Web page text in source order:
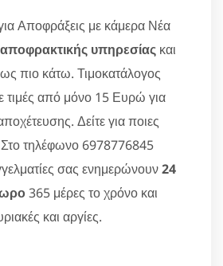
Αποφράξεις με κάμερα Νέα
αποφρακτικής υπηρεσίαςκαι
πιο κάτω. Τιμοκατάλογος
τιμές από μόνο 15 Ευρώ για
Δείτε για ποιες
τηλέφωνο 6978776845
σας ενημερώνουν24
365 μέρες το χρόνο και
και αργίες.